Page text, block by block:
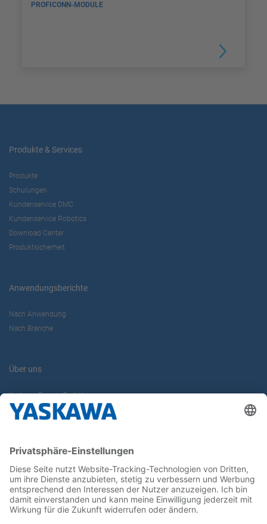
PROFICONN-MODULE
Produkte & Services
Produkte
Schulungen
Kundenservice DMC
Kundenservice Robotics
Download Center
Produktsicherheit
Anwendungsberichte
Nach Anwendung
Nach Branche
Über uns
Yaskawa Europe GmbH
Karriere
Newsletter